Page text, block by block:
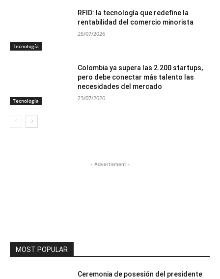
Tecnología
RFID: la tecnología que redefine la
rentabilidad del comercio minorista
25/07/2026
Tecnología
Colombia ya supera las 2.200 startups,
pero debe conectar más talento las
necesidades del mercado
23/07/2026
- Advertisment -
MOST POPULAR
Ceremonia de posesión del presidente